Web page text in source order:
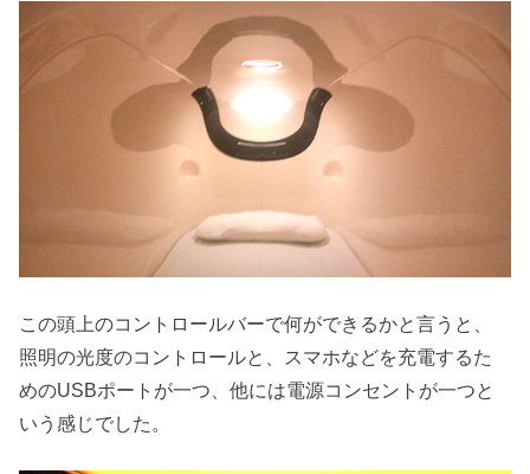
この頭上のコントロールバーで何ができるかと言うと、
照明の光度のコントロールと、スマホなどを充電するた
めのUSBポートが一つ、他には電源コンセントが一つと
いう感じでした。